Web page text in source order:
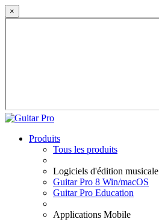
×
Produits
Tous les produits
Logiciels d'édition musicale
Guitar Pro 8 Win/macOS
Guitar Pro Education
Applications Mobile